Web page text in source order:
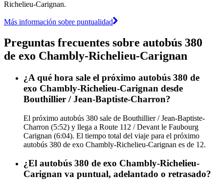
Richelieu-Carignan.
Más información sobre puntualidad
Preguntas frecuentes sobre autobús 380
de exo Chambly-Richelieu-Carignan
¿A qué hora sale el próximo autobús 380 de
exo Chambly-Richelieu-Carignan desde
Bouthillier / Jean-Baptiste-Charron?
El próximo autobús 380 sale de Bouthillier / Jean-Baptiste-
Charron (5:52) y llega a Route 112 / Devant le Faubourg
Carignan (6:04). El tiempo total del viaje para el próximo
autobús 380 de exo Chambly-Richelieu-Carignan es de 12.
¿El autobús 380 de exo Chambly-Richelieu-
Carignan va puntual, adelantado o retrasado?